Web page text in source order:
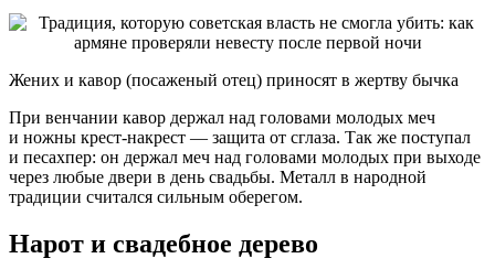
Жених и кавор (посаженый отец) приносят в жертву бычка
При венчании кавор держал над головами молодых меч
и ножны крест-накрест — защита от сглаза. Так же поступал
и песахпер: он держал меч над головами молодых при выходе
через любые двери в день свадьбы. Металл в народной
традиции считался сильным оберегом.
Нарот и свадебное дерево